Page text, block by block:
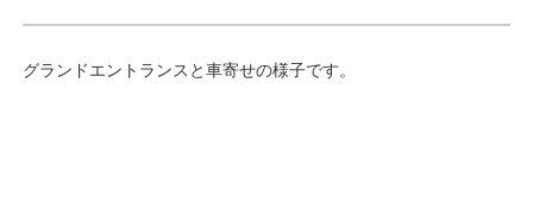
グランドエントランスと車寄せの様子です。